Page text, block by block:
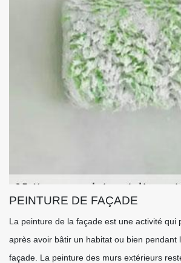
PEINTURE DE FAÇADE
La peinture de la façade est une activité qui
après avoir bâtir un habitat ou bien pendant
façade. La peinture des murs extérieurs